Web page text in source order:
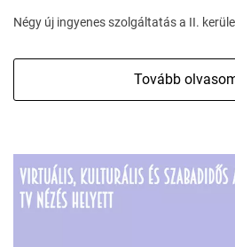
Négy új ingyenes szolgáltatás a II.
Tovább